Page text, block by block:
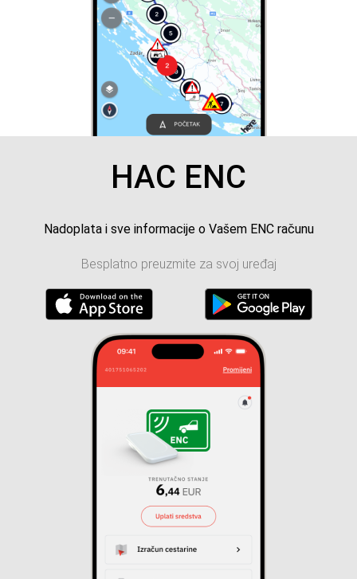
HAC ENC
Nadoplata i sve informacije o Vašem ENC računu
Besplatno preuzmite za svoj uređaj